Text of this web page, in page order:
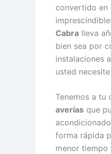
convertido en
Cabra lleva
bien sea por
instalaciones
usted
Tenemos a tu
averías que
forma rápida
menor tiempo